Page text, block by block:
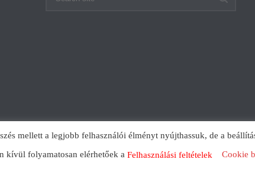
mellett a legjobb felhasználói élményt nyújthassuk, de a
kívül folyamatosan elérhetőek a Felhasználási feltételek Cookie